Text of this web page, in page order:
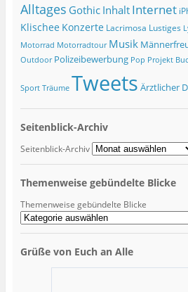
Alltages Gothic Inhalt Internet
Klischee Konzerte Lacrimosa Lustiges
Motorrad Motorradtour Musik
Outdoor Polizeibewerbung Pop Projekt
Sport Träume Tweets Ärztlicher
Seitenblick-Archiv
Seitenblick-Archiv
Themenweise gebündelte Blicke
Themenweise gebündelte Blicke
Grüße von Euch an Alle